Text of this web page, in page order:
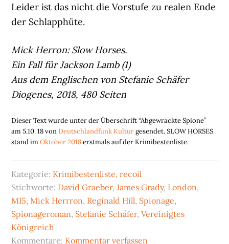
Leider ist das nicht die Vorstufe zu realen Ende
der Schlapphüte.
Mick Herron: Slow Horses.
Ein Fall für Jackson Lamb (1)
Aus dem Englischen von Stefanie Schäfer
Diogenes, 2018, 480 Seiten
Dieser Text wurde unter der Überschrift “Abgewrackte Spione”
am 5.10. 18 vonDeutschlandfunk Kulturgesendet. SLOW HORSES
stand imOktober 2018erstmals auf der Krimibestenliste.
Kategorie: Krimibestenliste,recoil
Stichworte: David Graeber,James Grady, London,
MI5, Mick Herrron, Reginald Hill, Spionage,
Spionageroman, Stefanie Schäfer,Vereinigtes
Königreich
Kommentare: Kommentar verfassen